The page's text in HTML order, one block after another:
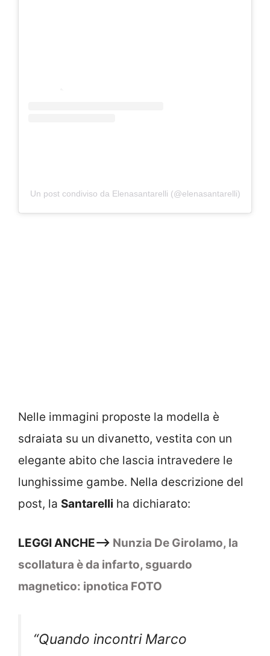
Un post condiviso da Elenasantarelli (@elenasantarelli)
Nelle immagini proposte la modella è
sdraiata su un divanetto, vestita con un
elegante abito che lascia intravedere le
lunghissime gambe. Nella descrizione del
post, la Santarelli ha dichiarato:
LEGGI ANCHE–> Nunzia De Girolamo, la
scollatura è da infarto, sguardo
magnetico: ipnotica FOTO
“Quando incontri Marco